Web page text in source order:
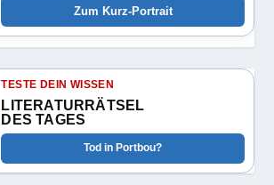
Zum Kurz-Portrait
TESTE DEIN WISSEN
LITERATURRÄTSEL
DES TAGES
Tod in Portbou?